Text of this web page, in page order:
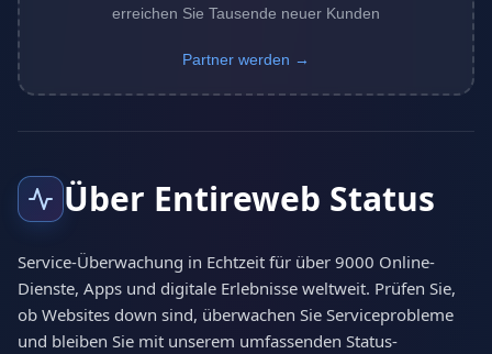
erreichen Sie Tausende neuer Kunden
Partner werden →
Über Entireweb Status
Service-Überwachung in Echtzeit für über 9000 Online-
Dienste, Apps und digitale Erlebnisse weltweit. Prüfen Sie,
ob Websites down sind, überwachen Sie Serviceprobleme
und bleiben Sie mit unserem umfassenden Status-